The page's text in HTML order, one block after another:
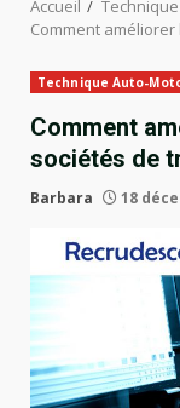
Accueil
Comment
Technique Auto-
Comment
sociétés de
Barbara 18